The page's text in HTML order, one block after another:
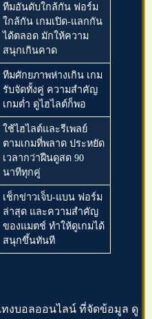
ทีมอันดับใกล้กัน ฟอร์ม
ใกล้กัน เกมเปิด-แลกกัน
ได้ตลอด มักให้ความ
สนุกเกินคาด
ทีมศักยภาพห่างเกิน เกม
รับจัดทั้งคู่ ความสำคัญ
เกมต่ำ ดูไฮไลต์ก็พอ
ใช้ไฮไลต์และรีเพลย์
ตามเกมที่พลาด ประหยัด
เวลากว่าฝืนดูสด 90
นาทีทุกคู่
เช็กข่าวเจ็บ-แบน ฟอร์ม
ล่าสุด และความสำคัญ
ของแมตช์ ทำให้ดูเกมได้
สนุกขึ้นทันที
ทงบอลออนไลน์ ที่จัดข้อมูล ดู